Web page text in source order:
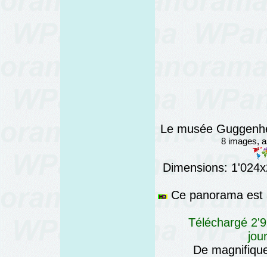
Le musée
8 images,
Dimensions:
Ce panorama est
Téléchargé
De